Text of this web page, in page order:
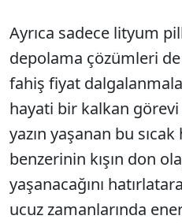
Ayrıca sadece lityum
depolama çözümleri
fahiş fiyat
hayati bir kalkan
yazın yaşanan bu
benzerinin kışın don
yaşanacağını
ucuz zamanlarında